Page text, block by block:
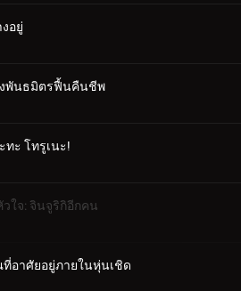
อยู่
งพันธมิตรฟื้นคืนชีพ
ทะ โทรูเนะ!
ใจ: จินจูริกิอีกคน
อาศัยอยู่ภายในหุ่นเชิด